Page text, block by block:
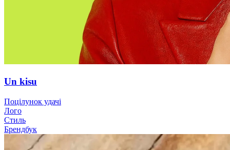
Un kisu
Поцілунок удачі
Лого
Стиль
Брендбук